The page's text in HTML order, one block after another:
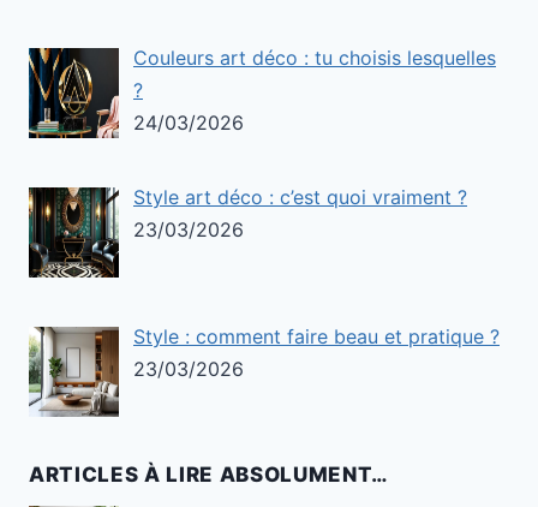
Couleurs art déco : tu choisis lesquelles
?
24/03/2026
Style art déco : c’est quoi vraiment ?
23/03/2026
Style : comment faire beau et pratique ?
23/03/2026
ARTICLES À LIRE ABSOLUMENT…